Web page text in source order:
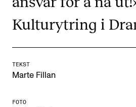
Timeplaner og undervisning
Utvikling av studieplaner og kurs
Digitale ressurser for
Studentenes psykososiale
Kulturytring i
TEKST
Marte Fillan
FOTO